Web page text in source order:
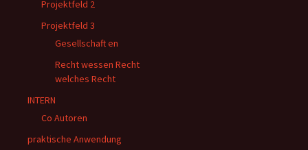
Projektfeld 2
Projektfeld 3
Gesellschaft en
Recht wessen Recht
welches Recht
INTERN
Co Autoren
praktische Anwendung